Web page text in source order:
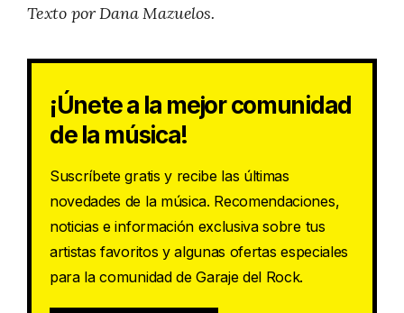
Texto por Dana Mazuelos.
¡Únete a la mejor comunidad
de la música!
Suscríbete gratis y recibe las últimas
novedades de la música. Recomendaciones,
noticias e información exclusiva sobre tus
artistas favoritos y algunas ofertas especiales
para la comunidad de Garaje del Rock.